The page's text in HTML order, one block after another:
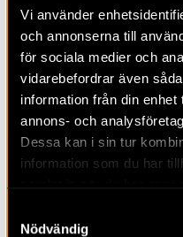
Vi använder
och annonserna till
för sociala medier och
vidarebefordrar även
information från din
annons- och
Dessa kan i sin tur
information som du har
Nödvändig
RAPPORT 2023:130
Sju hus från